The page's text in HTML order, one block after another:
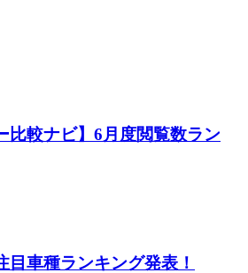
比較ナビ】6月度閲覧数ラン
目車種ランキング発表！